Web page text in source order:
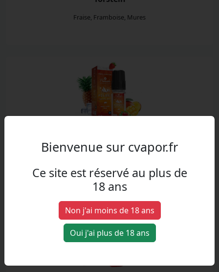
Fraise, Framboise, Mures
Polaris tropical beach
Bienvenue sur cvapor.fr
Ce site est réservé au plus de
18 ans
Non j'ai moins de 18 ans
Oui j'ai plus de 18 ans